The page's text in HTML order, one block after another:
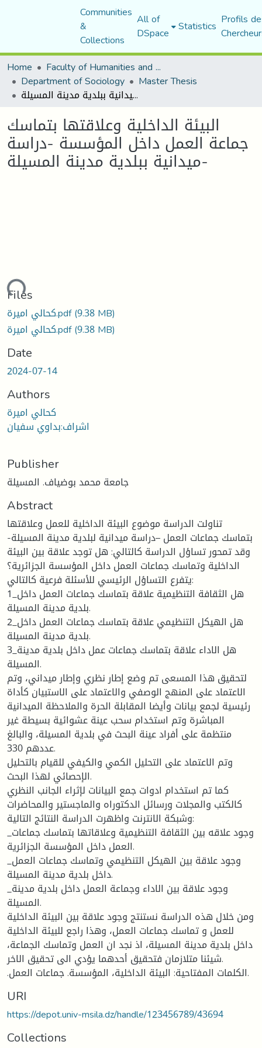
Communities
&
Collections
All of
DSpace Statistics Profils
Home
Faculty of Humanities and Social Sciences
Department of Sociology Master Thesis
البيئة الداخلية وعلاقتها بتماسك جماعة العمل داخل المؤسسة -دراسة ميدانية ببلدية مدينة المسيلة-
البيئة الداخلية وعلاقتها بتماسك
جماعة العمل داخل المؤسسة -دراسة
ميدانية ببلدية مدينة المسيلة-
Files
كحالي اميرة.pdf(9.38 MB)
كحالي اميرة.pdf(9.38 MB)
Date
2024-07-14
Authors
كحالي اميرة
اشراف:بداوي سفيان
Publisher
جامعة محمد بوضياف. المسيلة
Abstract
تناولت الدراسة موضوع البيئة الداخلية للعمل وعلاقتها
بتماسك جماعات العمل –دراسة ميدانية لبلدية مدينة المسيلة-
وقد تمحور تساؤل الدراسة كالتالي: هل توجد علاقة بين البيئة
الداخلية وتماسك جماعات العمل داخل المؤسسة الجزائرية؟
يتفرع التساؤل الرئيسي للأسئلة فرعية كالتالي:
1_هل الثقافة التنظيمية علاقة بتماسك جماعات العمل داخل
بلدية مدينة المسيلة.
2_هل الهيكل التنظيمي علاقة بتماسك جماعات العمل داخل
بلدية مدينة المسيلة.
3_هل الاداء علاقة بتماسك جماعات عمل داخل بلدية مدينة
المسيلة.
لتحقيق هذا المسعى تم وضع إطار نظري وإطار ميداني، وتم
الاعتماد على المنهج الوصفي والاعتماد على الاستبيان كأداة
رئيسية لجمع بيانات وأيضا المقابلة الحرة والملاحظة الميدانية
المباشرة وتم استخدام سحب عينة عشوائية بسيطة غير
منتظمة على أفراد عينة البحث في بلدية المسيلة، والبالغ
عددهم 330.
وتم الاعتماد على التحليل الكمي والكيفي للقيام بالتحليل
الإحصائي لهذا البحث.
كما تم استخدام ادوات جمع البيانات لإثراء الجانب النظري
كالكتب والمجلات ورسائل الدكتوراه والماجستير والمحاضرات
وشبكة الانترنت واظهرت الدراسة النتائج التالية:
_وجود علاقه بين الثقافة التنظيمية وعلاقاتها بتماسك جماعات
العمل داخل المؤسسة الجزائرية.
_وجود علاقة بين الهيكل التنظيمي وتماسك جماعات العمل
داخل بلدية مدينة المسيلة.
_وجود علاقة بين الاداء وجماعة العمل داخل بلدية مدينة
المسيلة.
ومن خلال هذه الدراسة نستنتج وجود علاقة بين البيئة الداخلية
للعمل و تماسك جماعات العمل، وهذا راجع للبيئة الداخلية
داخل بلدية مدينة المسيلة، اذ نجد ان العمل وتماسك الجماعة،
شيئنا متلازمان فتحقيق أحدهما يؤدي الى تحقيق الاخر.
.الكلمات المفتاحية: البيئة الداخلية، المؤسسة. جماعات العمل.
URI
https://depot.univ-msila.dz/handle/123456789/43694
Collections